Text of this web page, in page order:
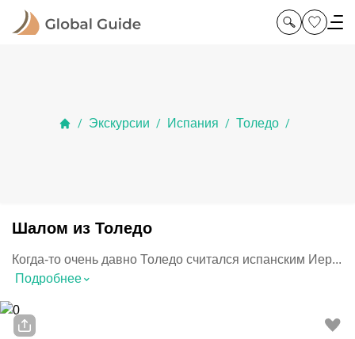
/ Экскурсии / Испания / Толедо /
Шалом из Толедо
Когда-то очень давно Толедо считался испанским Иер...
Подробнее⌃